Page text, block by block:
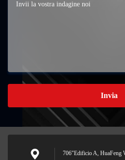
Invia
706"Edificio A, HuaFeng